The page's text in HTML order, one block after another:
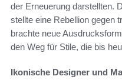
der Erneuerung darstellten.
stellte eine Rebellion gegen
brachte neue
den Weg für Stile, die bis
Ikonische Designer und